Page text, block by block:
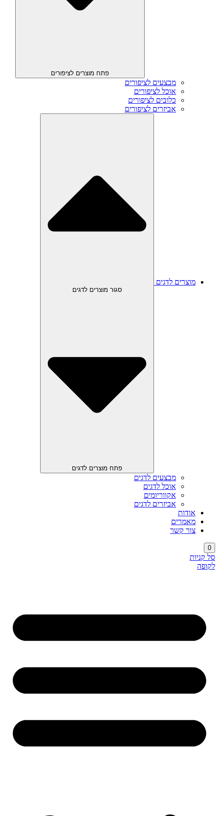
פתח מוצרים לציפורים
מבצעים לציפורים
אוכל לציפורים
כלובים לציפורים
אביזרים לציפורים
מוצרים לדגים
סגור מוצרים לדגים
פתח מוצרים לדגים
מבצעים לדגים
אוכל לדגים
אקווריומים
אביזרים לדגים
אודות
מאמרים
צור קשר
0
סל קניות
לקופה